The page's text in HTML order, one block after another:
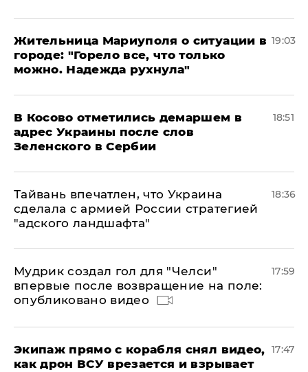
Жительница Мариуполя о ситуации в
городе: "Горело все, что только
можно. Надежда рухнула"
19:03
В Косово отметились демаршем в
адрес Украины после слов
Зеленского в Сербии
18:51
Тайвань впечатлен, что Украина
сделала с армией России стратегией
"адского ландшафта"
18:36
Мудрик создал гол для "Челси"
впервые после возвращение на поле:
опубликовано видео
17:59
Экипаж прямо с корабля снял видео,
как дрон ВСУ врезается и взрывает
17:47